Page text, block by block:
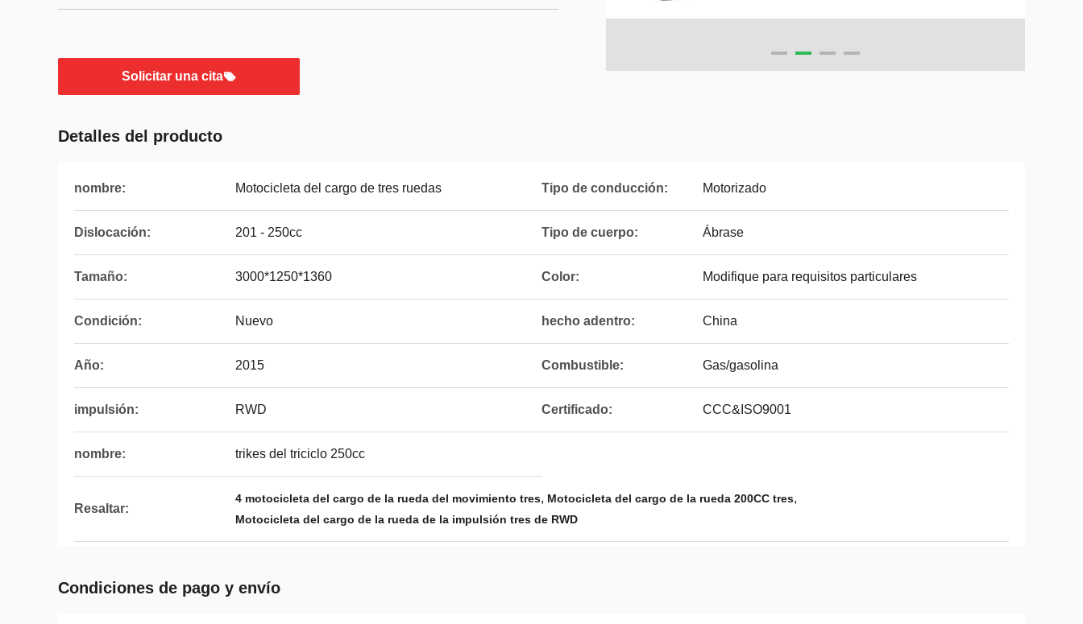
Solicitar una cita
Detalles del producto
nombre: Motocicleta del cargo de tres ruedas Tipo de conducción: Motorizado
Dislocación: 201 - 250cc Tipo de cuerpo: Ábrase
Tamaño: 3000*1250*1360 Color: Modifique para requisitos particulares
Condición: Nuevo hecho adentro: China
Año: 2015 Combustible: Gas/gasolina
impulsión: RWD Certificado: CCC&ISO9001
nombre: trikes del triciclo 250cc
Resaltar:
4 motocicleta del cargo de la rueda del movimiento tres, Motocicleta del cargo de la rueda 200CC tres,
Motocicleta del cargo de la rueda de la impulsión tres de RWD
Condiciones de pago y envío